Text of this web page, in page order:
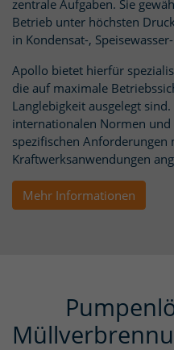
zentrale Aufgaben. Sie
Betrieb unter höchsten
in Kondensat-,
Apollo bietet hierfür
die auf maximale
Langlebigkeit ausgelegt
internationalen Normen
spezifischen Anforderungen
Kraftwerksanwendungen
Mehr Informationen